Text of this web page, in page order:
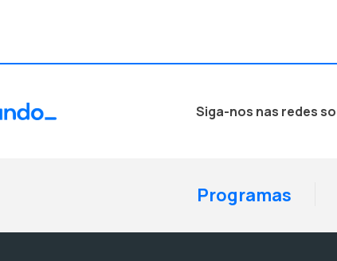
Siga-nos nas redes
Programas